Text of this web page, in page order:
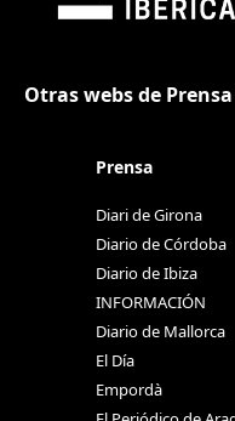
Otras webs de
Prensa
Diari de Girona
Diario de Córdoba
Diario de Ibiza
INFORMACIÓN
Diario de Mallorca
El Día
Empordà